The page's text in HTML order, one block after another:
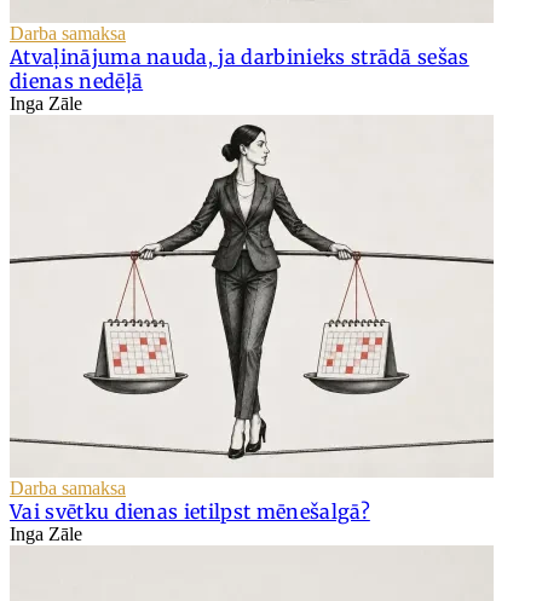
Darba samaksa
Atvaļinājuma nauda, ja darbinieks strādā sešas
dienas nedēļā
Inga Zāle
Darba samaksa
Vai svētku dienas ietilpst mēnešalgā?
Inga Zāle